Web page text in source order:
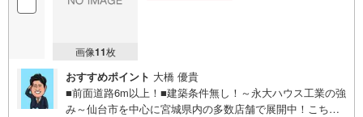
画像11枚
おすすめポイント 大橋 優貴
■前面道路6m以上！■建築条件無し！～永大ハウス工業の強
み～仙台市を中心に宮城県内の多数店舗で展開中！こちら